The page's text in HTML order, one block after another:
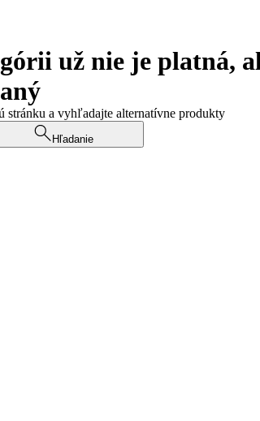
už nie je platná,
stránku a vyhľadajte alternatívne produkty
Hľadanie